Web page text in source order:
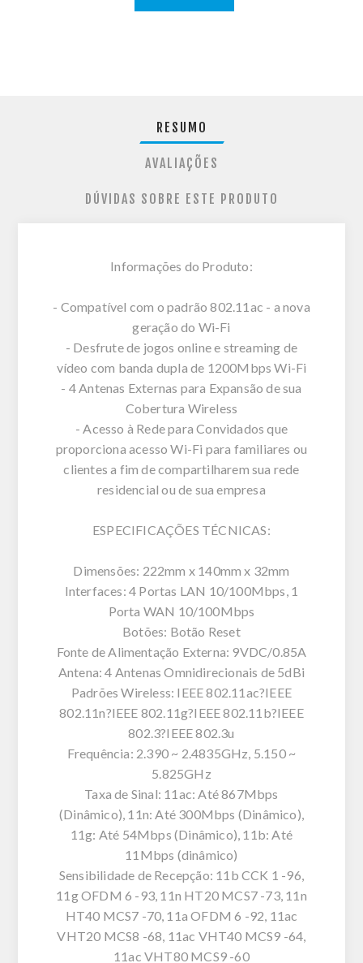
RESUMO
AVALIAÇÕES
DÚVIDAS SOBRE ESTE PRODUTO
Informações do Produto:
- Compatível com o padrão 802.11ac - a nova
geração do Wi-Fi
- Desfrute de jogos online e streaming de
vídeo com banda dupla de 1200Mbps Wi-Fi
- 4 Antenas Externas para Expansão de sua
Cobertura Wireless
- Acesso à Rede para Convidados que
proporciona acesso Wi-Fi para familiares ou
clientes a fim de compartilharem sua rede
residencial ou de sua empresa
ESPECIFICAÇÕES TÉCNICAS:
Dimensões: 222mm x 140mm x 32mm
Interfaces: 4 Portas LAN 10/100Mbps, 1
Porta WAN 10/100Mbps
Botões: Botão Reset
Fonte de Alimentação Externa: 9VDC/0.85A
Antena: 4 Antenas Omnidirecionais de 5dBi
Padrões Wireless: IEEE 802.11ac?IEEE
802.11n?IEEE 802.11g?IEEE 802.11b?IEEE
802.3?IEEE 802.3u
Frequência: 2.390 ~ 2.4835GHz, 5.150 ~
5.825GHz
Taxa de Sinal: 11ac: Até 867Mbps
(Dinâmico), 11n: Até 300Mbps (Dinâmico),
11g: Até 54Mbps (Dinâmico), 11b: Até
11Mbps (dinâmico)
Sensibilidade de Recepção: 11b CCK 1 -96,
11g OFDM 6 -93, 11n HT20 MCS7 -73, 11n
HT40 MCS7 -70, 11a OFDM 6 -92, 11ac
VHT20 MCS8 -68, 11ac VHT40 MCS9 -64,
11ac VHT80 MCS9 -60